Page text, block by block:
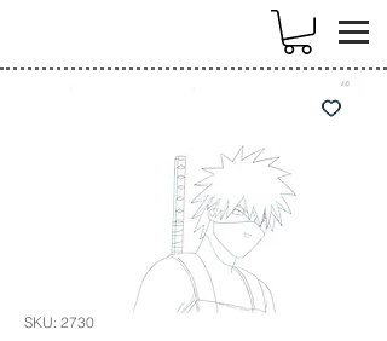
SKU: 2730